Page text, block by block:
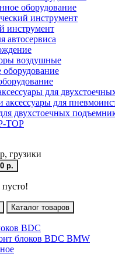
оборудование
инструмент
инструмент
автосервиса
воздушные
для
аксессуары для
двухстоечных
TOP
грузики
р.
Каталог товаров
BDC
блоков BDC BMW